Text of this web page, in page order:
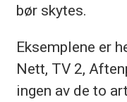
bør skytes.
Eksemplene er
Nett, TV 2,
ingen av de to